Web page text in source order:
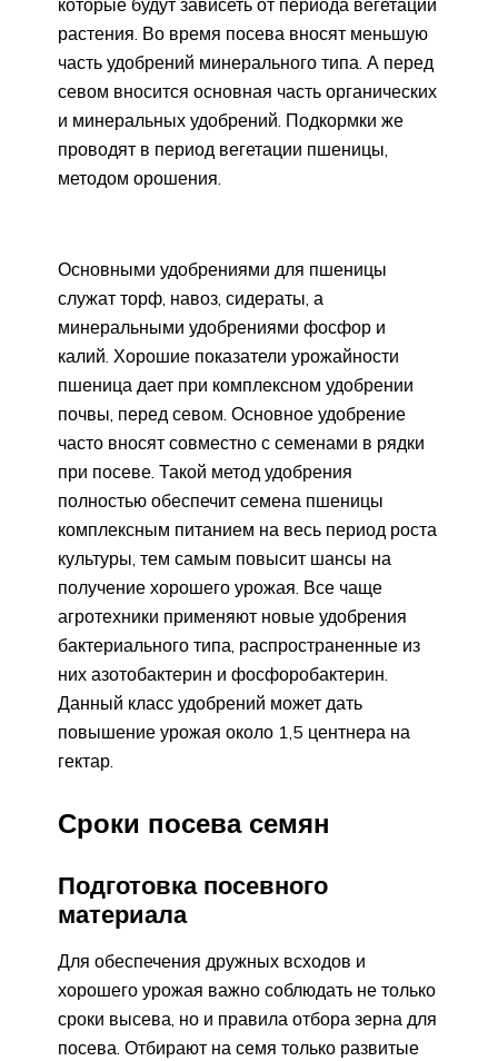
растения. Во время посева вносят меньшую
часть удобрений минерального типа. А перед
севом вносится основная часть органических
и минеральных удобрений. Подкормки же
проводят в период вегетации пшеницы,
методом орошения.
Основными удобрениями для пшеницы
служат торф, навоз, сидераты, а
минеральными удобрениями фосфор и
калий. Хорошие показатели урожайности
пшеница дает при комплексном удобрении
почвы, перед севом. Основное удобрение
часто вносят совместно с семенами в рядки
при посеве. Такой метод удобрения
полностью обеспечит семена пшеницы
комплексным питанием на весь период роста
культуры, тем самым повысит шансы на
получение хорошего урожая. Все чаще
агротехники применяют новые удобрения
бактериального типа, распространенные из
них азотобактерин и фосфоробактерин.
Данный класс удобрений может дать
повышение урожая около 1,5 центнера на
гектар.
Сроки посева семян
Подготовка посевного
материала
Для обеспечения дружных всходов и
хорошего урожая важно соблюдать не только
сроки высева, но и правила отбора зерна для
посева. Отбирают на семя только развитые